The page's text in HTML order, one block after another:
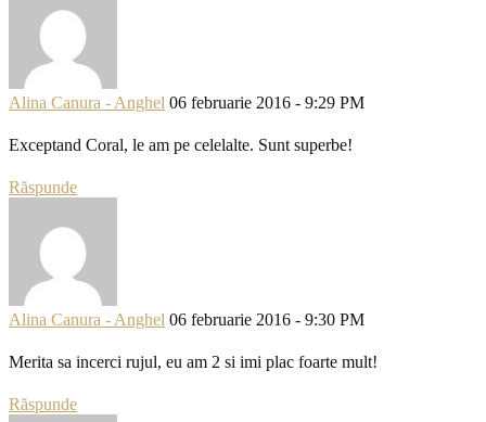
Alina Canura - Anghel 06 februarie 2016 - 9:29 PM
Exceptand Coral, le am pe celelalte. Sunt superbe!
Răspunde
Alina Canura - Anghel 06 februarie 2016 - 9:30 PM
Merita sa incerci rujul, eu am 2 si imi plac foarte mult!
Răspunde